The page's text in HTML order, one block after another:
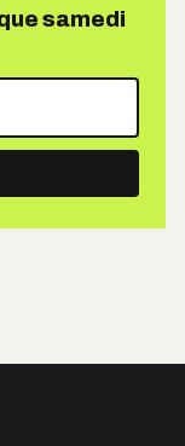
samedi